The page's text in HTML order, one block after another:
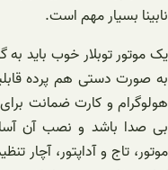
نابینا بسیار مهم است.
یک موتور توبلار خوب باید
به صورت دستی هم پرده
هولوگرام و کارت ضمانت
بی صدا باشد و نصب آن آسان
موتور، تاج و آداپتور، آچار